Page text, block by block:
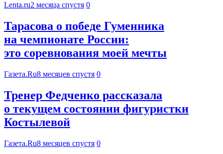
Lenta.ru2 месяца спустя 0
Тарасова о победе Гуменника
на чемпионате России:
это соревнования моей мечты
Газета.Ru8 месяцев спустя 0
Тренер Федченко рассказала
о текущем состоянии фигуристки
Костылевой
Газета.Ru8 месяцев спустя 0